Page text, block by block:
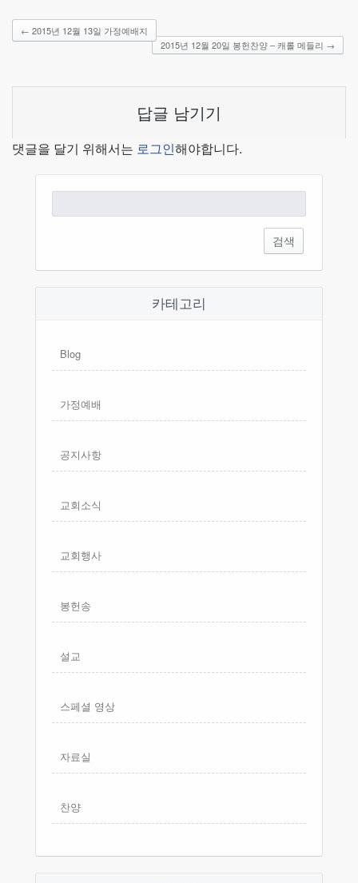
← 2015년 12월 13일 가정예배지
2015년 12월 20일 봉헌찬양 – 캐롤 메들리 →
답글 남기기
댓글을 달기 위해서는 로그인해야합니다.
색:
카테고리
Blog
가정예배
공지사항
교회소식
교회행사
봉헌송
설교
스페셜 영상
자료실
찬양